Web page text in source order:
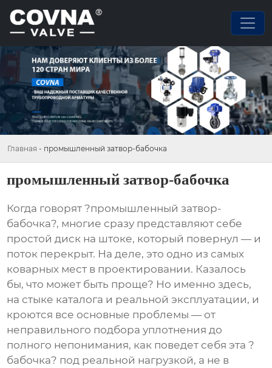
Главная - промышленный затвор-бабочка
промышленный затвор-бабочка
Когда говорят ?промышленный затвор-
бабочка?, многие сразу представляют себе
простой диск на штоке, который повернул — и
поток перекрыт. На деле, это одно из самых
коварных мест в проектировании. Казалось
бы, что может быть проще? Но именно здесь,
на стыке каталога и реальной эксплуатации, и
кроются все основные проблемы — от
неправильного подбора уплотнения до
полного непонимания, как поведет себя эта ?
бабочка? под реальной нагрузкой, а не в